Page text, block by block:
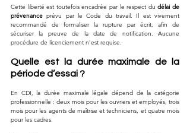
Cette liberté est toutefois encadrée par le respect du délai de
prévenance prévu par le Code du travail. Il est vivement
recommandé de formaliser la rupture par écrit, afin de
sécuriser la preuve de la date de notification. Aucune
procédure de licenciement n’est requise.
Quelle est la durée maximale de la
période d’essai ?
En CDI, la durée maximale légale dépend de la catégorie
professionnelle : deux mois pour les ouvriers et employés, trois
mois pour les agents de maîtrise et techniciens, et quatre mois
pour les cadres.